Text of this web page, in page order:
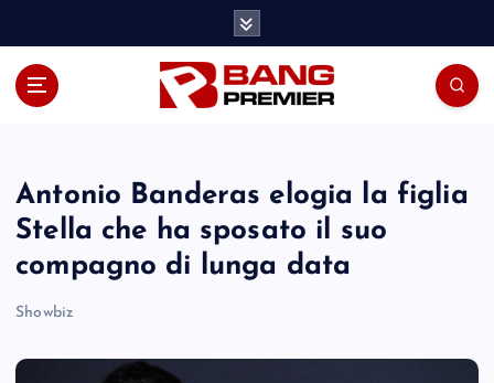
Antonio Banderas elogia la figlia
Stella che ha sposato il suo
compagno di lunga data
Showbiz